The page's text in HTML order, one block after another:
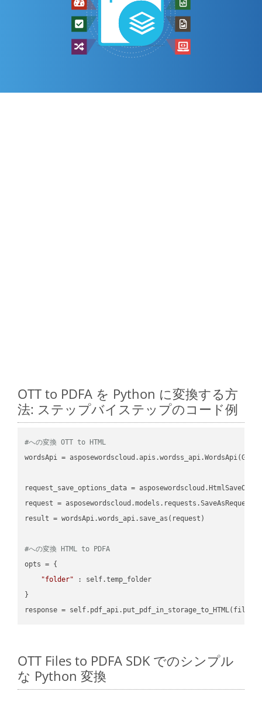
OTT to PDFA を Python に変換する方
法: ステップバイステップのコード例
#への変換 OTT to HTML
wordsApi =
request_save_options_data =
request =
result = wordsApi.words_api.save_as(request)
#への変換 HTML to PDFA
opts = {
"folder" : self.temp_folder
}
OTT Files to PDFA SDK でのシンプル
な Python 変換